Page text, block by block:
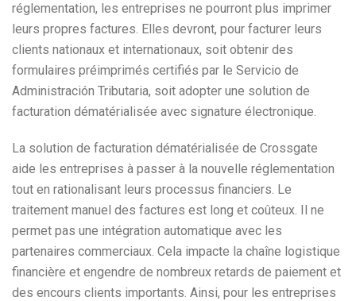
réglementation, les entreprises ne pourront plus imprimer
leurs propres factures. Elles devront, pour facturer leurs
clients nationaux et internationaux, soit obtenir des
formulaires préimprimés certifiés par le Servicio de
Administración Tributaria, soit adopter une solution de
facturation dématérialisée avec signature électronique.
La solution de facturation dématérialisée de Crossgate
aide les entreprises à passer à la nouvelle réglementation
tout en rationalisant leurs processus financiers. Le
traitement manuel des factures est long et coûteux. Il ne
permet pas une intégration automatique avec les
partenaires commerciaux. Cela impacte la chaîne logistique
financière et engendre de nombreux retards de paiement et
des encours clients importants. Ainsi, pour les entreprises